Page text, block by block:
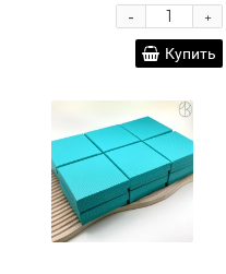
+
-
Купить